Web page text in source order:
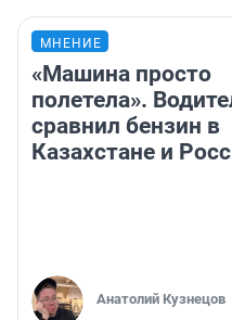
МНЕНИЕ
«Машина просто
полетела».
сравнил бензин в
Казахстане и
Анатолий Кузнецов